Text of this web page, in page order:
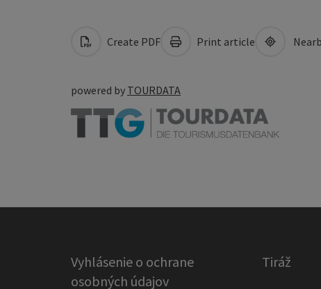
Create PDF Print article
powered by TOURDATA
Vyhlásenie o ochrane
osobných údajov
Tiráž